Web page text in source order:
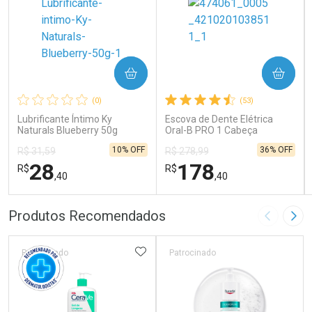
(0)
Lubrificante Íntimo Ky
Naturals Blueberry 50g
R$ 31,59
R$28,40
10% OFF
COMPRAR
FECHAR
FECHAR
Por Menos
(53)
Escova de Dente Elétrica
Oral-B PRO 1 Cabeça
Redonda Recarregável 1
Unidade
R$ 278,99
R$178,40
36% OFF
COMPRAR
Por Menos
Produtos Recomendados Imagem
Patrocinado ADICIONAR AOS FAVORITOS
Patrocinado